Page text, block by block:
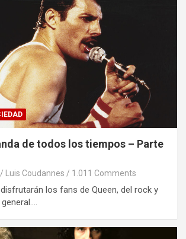
de todos los tiempos – Parte
Luis Coudannes 1.011 Comments
los fans de Queen, del rock y